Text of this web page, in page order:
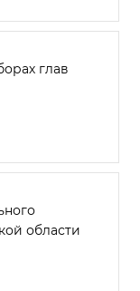
глав
области